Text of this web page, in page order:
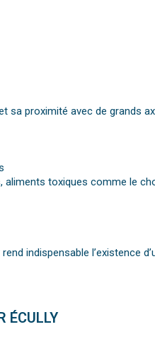
proximité avec de grands
aliments toxiques comme le
indispensable l’existence
ÉCULLY